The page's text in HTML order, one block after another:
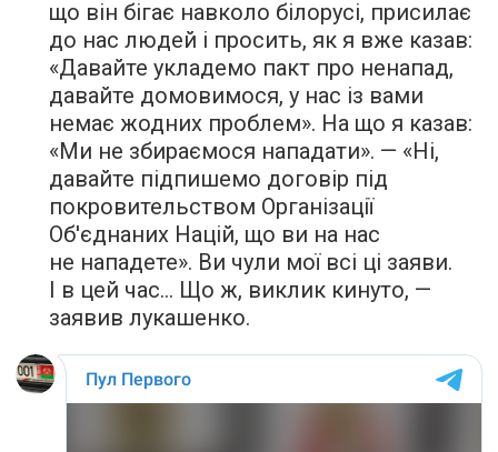
що він бігає навколо білорусі, присилає
до нас людей і просить, як я вже казав:
«Давайте укладемо пакт про ненапад,
давайте домовимося, у нас із вами
немає жодних проблем». На що я казав:
«Ми не збираємося нападати». — «Ні,
давайте підпишемо договір під
покровительством Організації
Об'єднаних Націй, що ви на нас
не нападете». Ви чули мої всі ці заяви.
І в цей час… Що ж, виклик кинуто, —
заявив лукашенко.